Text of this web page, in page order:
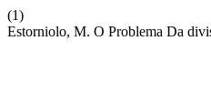
(1)
Estorniolo, M. O Problema Da